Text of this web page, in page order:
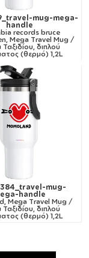
mug-mega-
handle
records bruce
Mega Travel Mug /
διπλού
(θερμό) 1,2L
mug-
handle
Mega Travel Mug /
διπλού
(θερμό) 1,2L